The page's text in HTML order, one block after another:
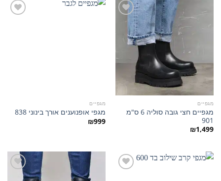
הוסף
למועדפים
מגפיים
מגפיים חצי גובה סוליה 6 ס"מ
901
₪1,499
מגפיים
מגפי אופנוענים אורך בינוני 838
₪999